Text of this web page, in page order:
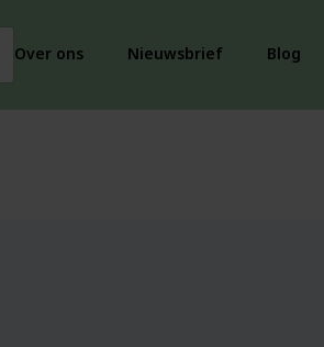
Over ons Nieuwsbrief Blog